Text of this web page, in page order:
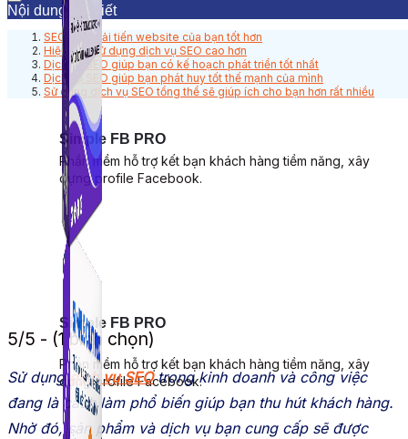
Simple FB PRO
Phần mềm hỗ trợ kết bạn khách hàng tiềm năng, xây
dựng profile Facebook.
Simple FB PRO
Phần mềm hỗ trợ kết bạn khách hàng tiềm năng, xây
dựng profile Facebook.
Nội dung bài viết
SEO giúp cải tiến website của bạn tốt hơn
Hiệu quả sử dụng dịch vụ SEO cao hơn
Dịch vụ SEO giúp bạn có kế hoạch phát triển tốt nhất
Dịch vụ SEO giúp bạn phát huy tốt thế mạnh của mình
Sử dụng dịch vụ SEO tổng thể sẽ giúp ích cho bạn hơn rất nhiều
5/5 - (1 bình chọn)
Sử dụng dịch vụ SEOtrong kinh doanh và công việc
đang là cách làm phổ biến giúp bạn thu hút khách hàng.
Nhờ đó, sản phẩm và dịch vụ bạn cung cấp sẽ được